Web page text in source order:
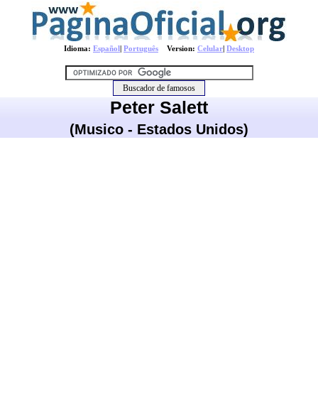
Idioma: Español| Português Version: Celular| Desktop
Peter Salett
(Musico - Estados Unidos)